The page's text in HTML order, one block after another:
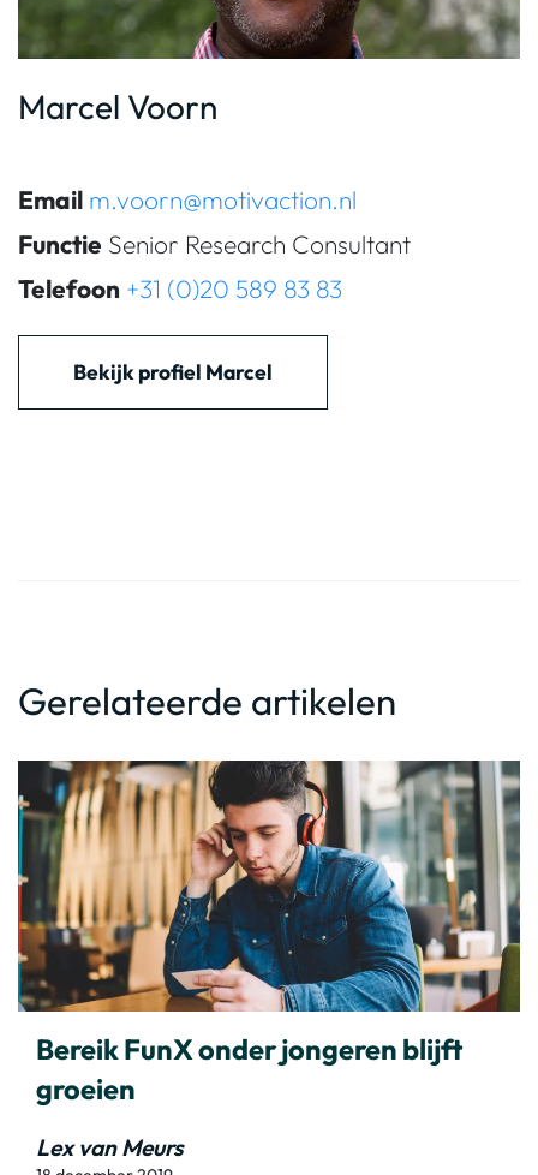
Marcel Voorn
Email m.voorn@motivaction.nl
Functie Senior Research Consultant
Telefoon +31 (0)20 589 83 83
Bekijk profiel Marcel
Gerelateerde artikelen
Bereik FunX onder jongeren blijft
groeien
Lex van Meurs